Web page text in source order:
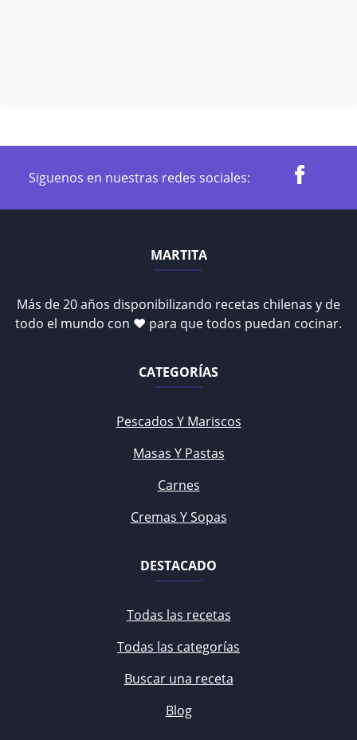
Siguenos en nuestras redes sociales:
MARTITA
Más de 20 años disponibilizando recetas chilenas y de
todo el mundo con ♥ para que todos puedan cocinar.
CATEGORÍAS
Pescados Y Mariscos
Masas Y Pastas
Carnes
Cremas Y Sopas
DESTACADO
Todas las recetas
Todas las categorías
Buscar una receta
Blog